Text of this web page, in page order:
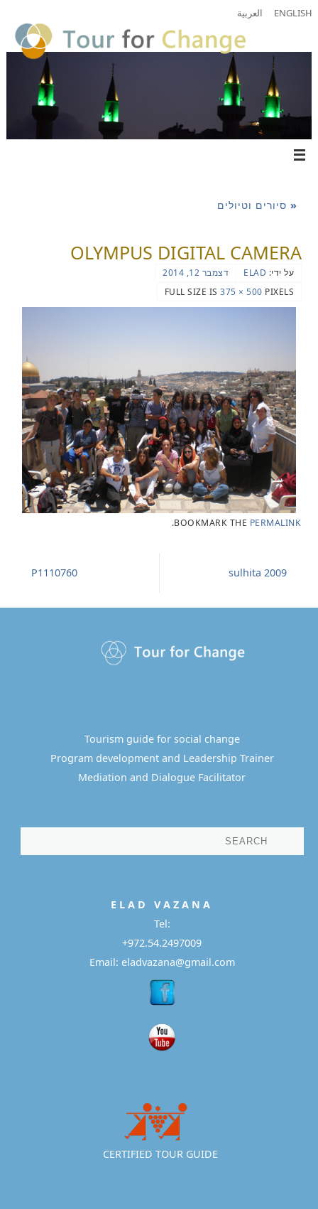
ENGLISH العربية
«סיורים וטיולים
OLYMPUS DIGITAL CAMERA
על ידי: ELAD
דצמבר 12, 2014
FULL SIZE IS
500 × 375 PIXELS
BOOKMARK THE PERMALINK
.
sulhita 2009
P1110760
Tourism guide for social change
Program development and Leadership Trainer
Mediation and Dialogue Facilitator
E L A DV A Z A N A
Tel:
+972.54.2497009
Email: eladvazana@gmail.com